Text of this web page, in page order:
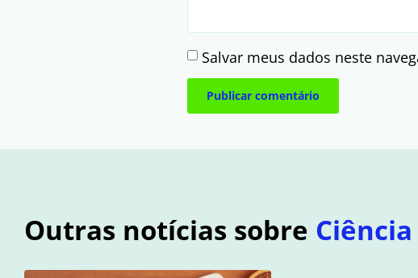
Salvar meus dados neste
Outras notícias sobre